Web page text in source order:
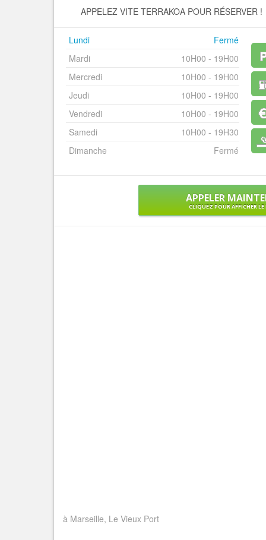
APPELEZ VITE TERRAKOA POUR RÉSERVER !
Lundi
Fermé
Mardi
10H00 - 19H00
Mercredi
10H00 - 19H00
Jeudi
10H00 - 19H00
Vendredi
10H00 - 19H00
Samedi
10H00 - 19H30
Dimanche
Fermé
APPELER
CLIQUEZ POUR AFFICHER
à Marseille, Le Vieux Port